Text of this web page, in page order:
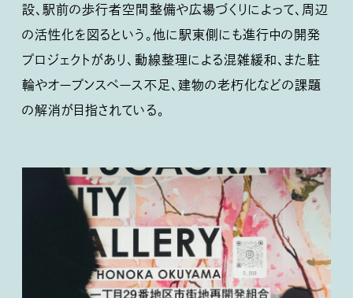
設、駅前の歩行者空間整備や広場づくりによって、周辺
の活性化を図るという。他に駅東側にも進行中の開発
プロジェクトがあり、動線整理による混雑緩和、また駐
輪やオープンスペース不足、建物の老朽化などの課題
の解消が目指されている。